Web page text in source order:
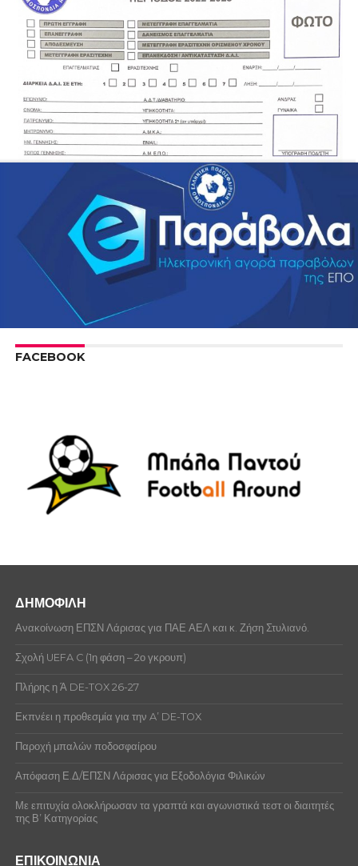
FACEBOOK
ΔΗΜΟΦΙΛΗ
Ανακοίνωση ΕΠΣΝ Λάρισας για ΠΑΕ ΑΕΛ και κ. Ζήση Στυλιανό.
Σχολή UEFA C (1η φάση – 2ο γκρουπ)
Πλήρης η Ά DE-TOX 26-27
Εκπνέει η προθεσμία για την A’ DE-TOX
Παροχή μπαλών ποδοσφαίρου
Απόφαση Ε.Δ/ΕΠΣΝ Λάρισας για Εξοδολόγια Φιλικών
Με επιτυχία ολοκλήρωσαν τα γραπτά και αγωνιστικά τεστ οι διαιτητές
της Β’ Κατηγορίας
ΕΠΙΚΟΙΝΩΝΙΑ